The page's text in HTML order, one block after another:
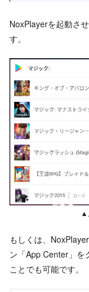
NoxPlayerを起動さ
す。
▲
もしくは、
ン「App Center」を
ことでも可能です。